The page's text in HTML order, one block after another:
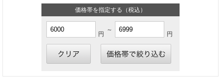
価格帯を指定する（税込）
円
～
円